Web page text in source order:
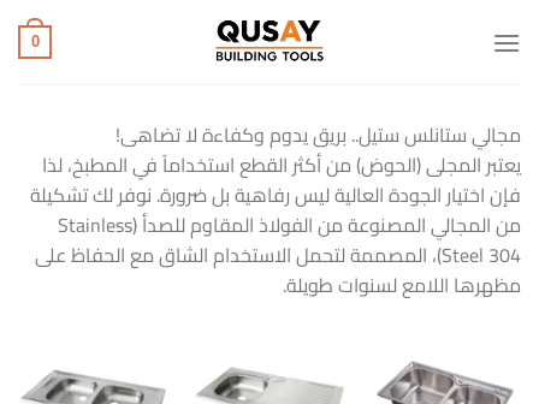
للمحتوى
0
مجالي ستانلس ستيل.. بريق يدوم وكفاءة لا تضاهى!
يعتبر المجلى (الحوض) من أكثر القطع استخداماً في المطبخ، لذا
فإن اختيار الجودة العالية ليس رفاهية بل ضرورة. نوفر لك تشكيلة
من المجالي المصنوعة من الفولاذ المقاوم للصدأ (Stainless
Steel 304)، المصممة لتحمل الاستخدام الشاق مع الحفاظ على
مظهرها اللامع لسنوات طويلة.